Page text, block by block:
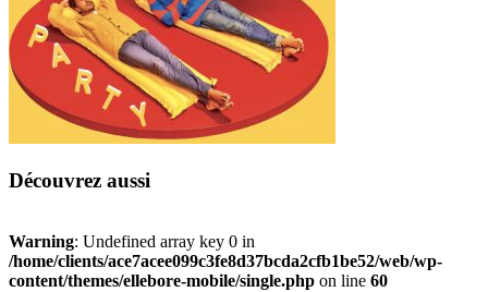
Découvrez aussi
Warning: Undefined array key 0 in
/home/clients/ace7acee099c3fe8d37bcda2cfb1be52/web/wp-
content/themes/ellebore-mobile/single.php on line 60